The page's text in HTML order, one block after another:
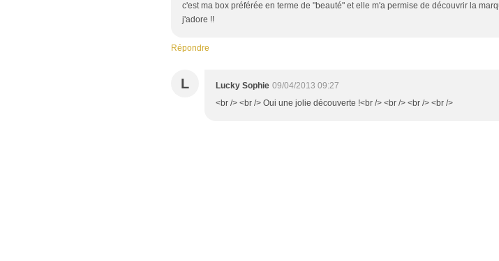
c'est ma box préférée en terme de "beauté" et elle m'a permise de découvrir la
j'adore !!
Répondre
L Lucky Sophie 09/04/2013 09:27
<br /> <br /> Oui une jolie découverte !<br /> <br /> <br /> <br />